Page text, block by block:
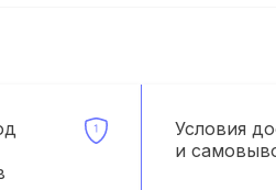
Условия
и